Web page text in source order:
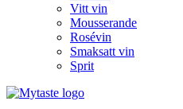
Vitt vin
Mousserande
Rosévin
Smaksatt vin
Sprit